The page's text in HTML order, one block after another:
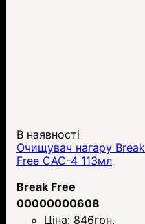
В наявності
Очищувач нагару Break
Free CAC-4 113мл
Break Free
00000000608
Ціна: 846грн.